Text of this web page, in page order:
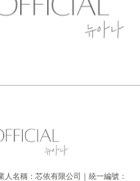
名稱：芯依有限公司｜統一編號：